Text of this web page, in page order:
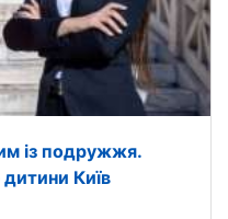
із подружжя.
Київ